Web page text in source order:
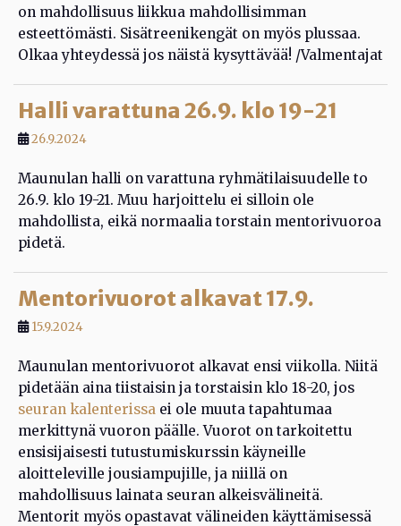
on mahdollisuus liikkua mahdollisimman
esteettömästi. Sisätreenikengät on myös plussaa.
Olkaa yhteydessä jos näistä kysyttävää! /Valmentajat
Halli varattuna 26.9. klo 19-21
26.9.2024
Maunulan halli on varattuna ryhmätilaisuudelle to
26.9. klo 19-21. Muu harjoittelu ei silloin ole
mahdollista, eikä normaalia torstain mentorivuoroa
pidetä.
Mentorivuorot alkavat 17.9.
15.9.2024
Maunulan mentorivuorot alkavat ensi viikolla. Niitä
pidetään aina tiistaisin ja torstaisin klo 18-20, jos
seuran kalenterissa ei ole muuta tapahtumaa
merkittynä vuoron päälle. Vuorot on tarkoitettu
ensisijaisesti tutustumiskurssin käyneille
aloitteleville jousiampujille, ja niillä on
mahdollisuus lainata seuran alkeisvälineitä.
Mentorit myös opastavat välineiden käyttämisessä